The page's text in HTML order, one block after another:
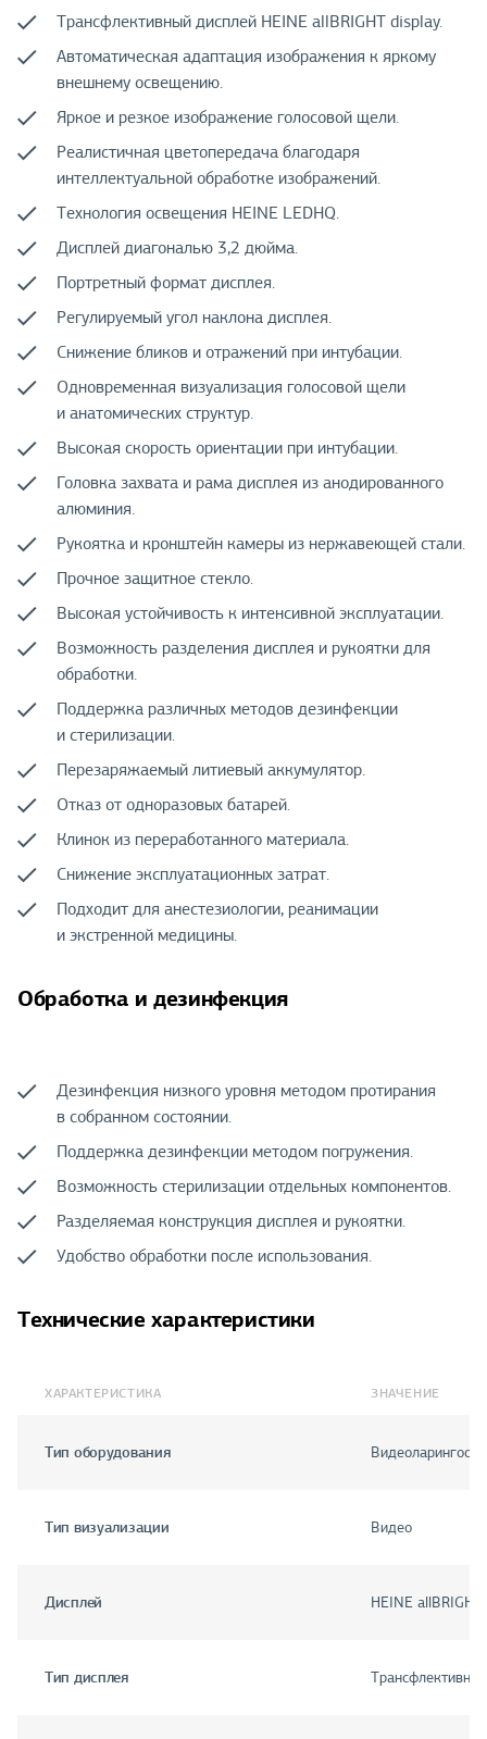
Трансфлективный дисплей HEINE allBRIGHT display.
Автоматическая адаптация изображения к яркому
внешнему освещению.
Яркое и резкое изображение голосовой щели.
Реалистичная цветопередача благодаря
интеллектуальной обработке изображений.
Технология освещения HEINE LEDHQ.
Дисплей диагональю 3,2 дюйма.
Портретный формат дисплея.
Регулируемый угол наклона дисплея.
Снижение бликов и отражений при интубации.
Одновременная визуализация голосовой щели
и анатомических структур.
Высокая скорость ориентации при интубации.
Головка захвата и рама дисплея из анодированного
алюминия.
Рукоятка и кронштейн камеры из нержавеющей стали.
Прочное защитное стекло.
Высокая устойчивость к интенсивной эксплуатации.
Возможность разделения дисплея и рукоятки для
обработки.
Поддержка различных методов дезинфекции
и стерилизации.
Перезаряжаемый литиевый аккумулятор.
Отказ от одноразовых батарей.
Клинок из переработанного материала.
Снижение эксплуатационных затрат.
Подходит для анестезиологии, реанимации
и экстренной медицины.
Обработка и дезинфекция
Дезинфекция низкого уровня методом протирания
в собранном состоянии.
Поддержка дезинфекции методом погружения.
Возможность стерилизации отдельных компонентов.
Разделяемая конструкция дисплея и рукоятки.
Удобство обработки после использования.
Технические характеристики
ХАРАКТЕРИСТИКА ЗНАЧЕНИЕ
Тип оборудования
Тип визуализации Видео
Дисплей HEINE
Тип дисплея Трансфлективный